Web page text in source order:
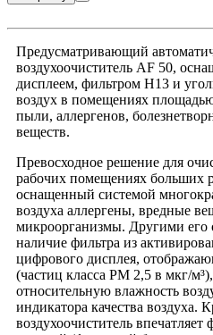
Предусматривающий
воздухоочиститель AF 50,
дисплеем, фильтром H13 и
воздух в помещениях
пыли, аллергенов,
веществ.
Превосходное решение для
рабочих помещениях больших
оснащенный системой
воздуха аллергены, вредные
микроорганизмы. Другими его
наличие фильтра из
цифрового дисплея,
(частиц класса PM 2,5 в мкг/
относительную влажность
индикатора качества воздуха.
воздухоочиститель